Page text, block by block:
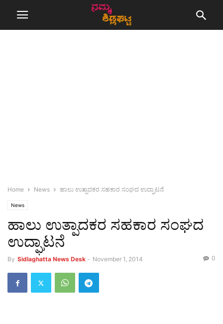
Home News ಹಾಲು ಉತ್ಪಾದಕರ ಸಹಕಾರ ಸಂಘದ ಉದ್ಘಾಟನೆ
News
ಹಾಲು ಉತ್ಪಾದಕರ ಸಹಕಾರ ಸಂಘದ
ಉದ್ಘಾಟನೆ
By Sidlaghatta News Desk - November 1, 2014 0